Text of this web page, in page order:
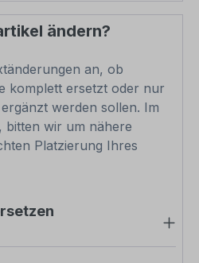
ändern?
an, ob
komplett ersetzt oder nur
werden sollen. Im
bitten wir um nähere
Platzierung Ihres